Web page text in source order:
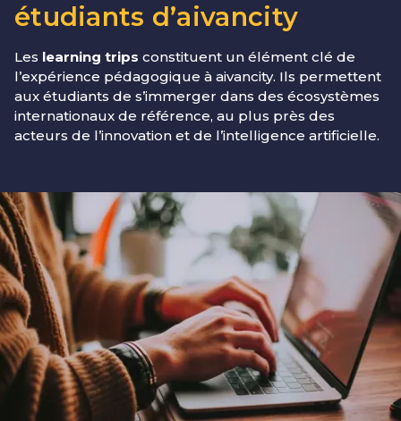
étudiants d’aivancity
Les learning trips constituent un élément clé de
l’expérience pédagogique à aivancity. Ils permettent
aux étudiants de s’immerger dans des écosystèmes
internationaux de référence, au plus près des
acteurs de l’innovation et de l’intelligence artificielle.